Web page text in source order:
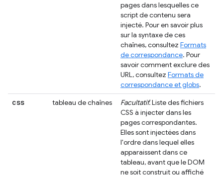
pages dans lesquelles ce
script de contenu sera
injecté. Pour en savoir plus
sur la syntaxe de ces
chaînes, consultez Formats
de correspondance. Pour
savoir comment exclure des
URL, consultez Formats de
correspondance et globs.
css tableau de chaînes Facultatif.Liste des fichiers
CSS à injecter dans les
pages correspondantes.
Elles sont injectées dans
l'ordre dans lequel elles
apparaissent dans ce
tableau, avant que le DOM
ne soit construit ou affiché